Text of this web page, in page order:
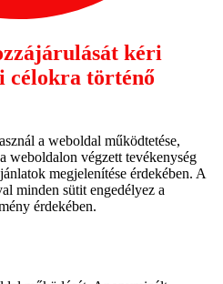
kéri
célokra történő
a weboldal működtetése,
weboldalon végzett tevékenység
megjelenítése érdekében. A
minden sütit engedélyez a
érdekében.